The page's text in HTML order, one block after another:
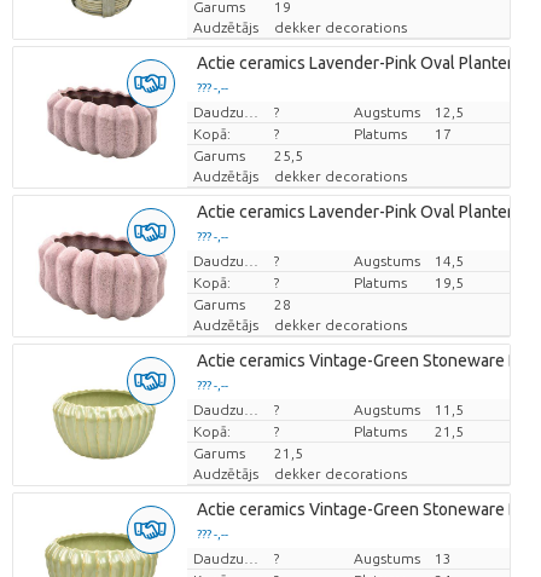
Garums
19
Audzētājs
dekker decorations
Actie ceramics Lavender-Pink Oval Planter
??? -,--
Cena par vienību
? Augstums
12,5
Kopā:
? Platums
17
Garums
25,5
Audzētājs
dekker decorations
Actie ceramics Lavender-Pink Oval Planter
??? -,--
Cena par vienību
? Augstums
14,5
Kopā:
? Platums
19,5
Garums
28
Audzētājs
dekker decorations
Actie ceramics Vintage-Green Stoneware
??? -,--
Cena par vienību
? Augstums
11,5
Kopā:
? Platums
21,5
Garums
21,5
Audzētājs
dekker decorations
Actie ceramics Vintage-Green Stoneware
??? -,--
Cena par vienību
? Augstums
13